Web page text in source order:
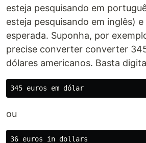
esteja pesquisando em
esteja pesquisando em inglês) e
esperada. Suponha, por
precise converter converter
dólares americanos. Basta
ou